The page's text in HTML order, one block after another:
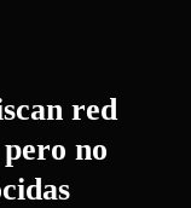
red
no